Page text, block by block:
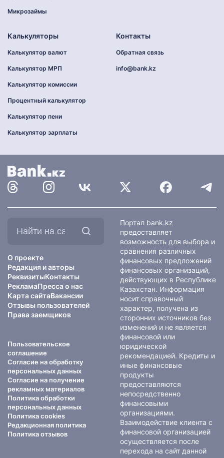
Микрозаймы
Калькуляторы
Калькулятор валют
Калькулятор МРП
Калькулятор комиссии
Процентный калькулятор
Калькулятор пени
Калькулятор зарплаты
Контакты
Обратная связь
info@bank.kz
О проекте
Редакция и авторы
РеквизитыКонтакты
РекламаПресса о нас
Карта сайтаВакансии
Отзывы пользователей
Права заемщиков
Пользовательское
соглашение
Согласие на обработку
персональных данных
Согласие на получение
рекламных материалов
Политика обработки
персональных данных
Политика cookies
Редакционная политика
Политика отзывов
Портал bank.kz
предоставляет
возможность для выбора и
сравнения различных
финансовых предложений
финансовых организаций,
действующих в Республике
Казахстан. Информация
носит справочный
характер, получена из
сторонних источников без
изменений и не является
финансовой или
юридической
рекомендацией. Кредиты и
иные финансовые
продукты
предоставляются
непосредственно
финансовыми
организациями.
Взаимодействие клиента с
финансовой организацией
осуществляется после
перехода на сайт данной